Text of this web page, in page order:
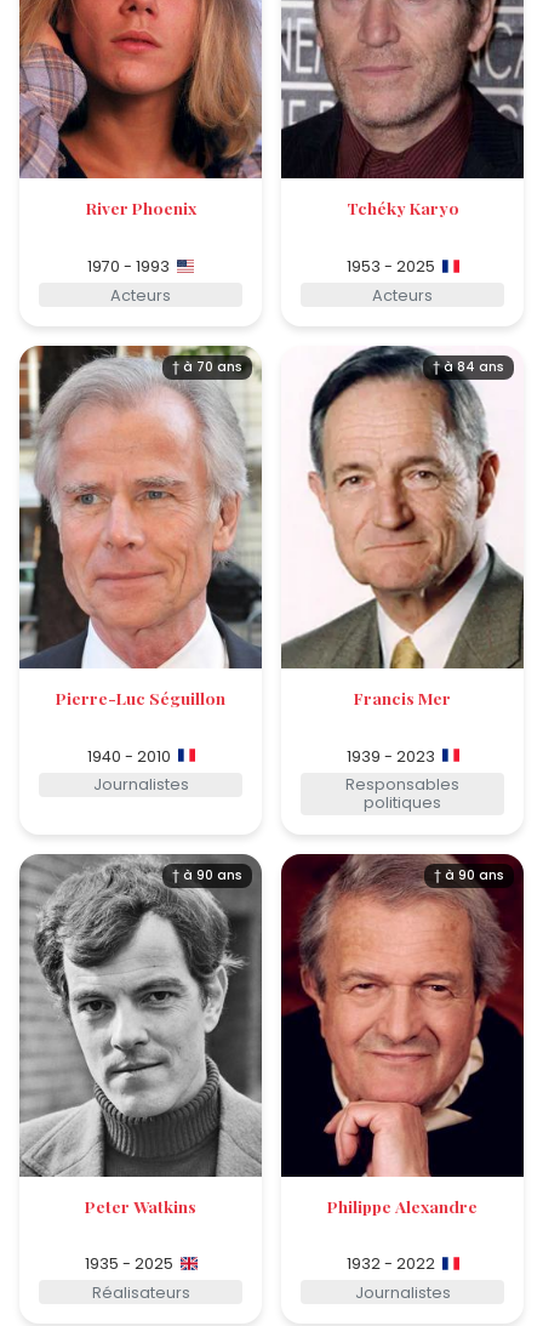
River Phoenix
1970 - 1993
Acteurs
Tchéky Karyo
1953 - 2025
Acteurs
† à 70 ans
Pierre-Luc Séguillon
1940 - 2010
Journalistes
† à 84 ans
Francis Mer
1939 - 2023
Responsables
politiques
† à 90 ans
Peter Watkins
1935 - 2025
Réalisateurs
† à 90 ans
Philippe Alexandre
1932 - 2022
Journalistes